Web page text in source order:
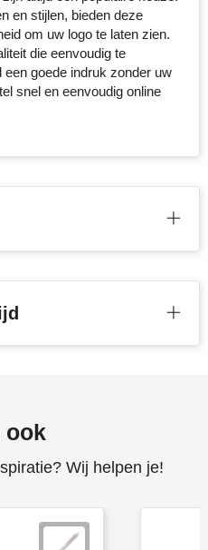
en stijlen, bieden deze
om uw logo te laten zien.
die eenvoudig te
goede indruk zonder uw
snel en eenvoudig online
ook
Wij helpen je!